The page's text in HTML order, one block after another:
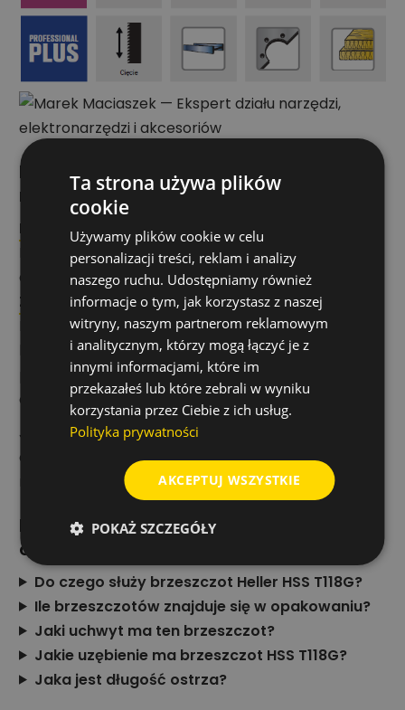
Rekomendacja eksperta działu
narzędzi i akcesoriów
Marek Maciaszek
Ekspert działu narzędzi, elektronarzędzi i
akcesoriów
Zapytaj telefonicznie
Brzeszczoty Heller HSS T118G polecam do cięcia
bardzo cienkich blach 0,5–1,5 mm, gdy
potrzebujesz drobnego uzębienia i uchwytu typu T
do popularnej wyrzynarki.
Jeśli potrzebujesz pomocy przy doborze produktu,
chętnie pomogę. Możesz też napisać na adres
marek.maciaszek@profipartner.pl.
Najczęściej zadawane pytania
odnośnie produktu
Do czego służy brzeszczot Heller HSS T118G?
Ile brzeszczotów znajduje się w opakowaniu?
Jaki uchwyt ma ten brzeszczot?
Jakie uzębienie ma brzeszczot HSS T118G?
Jaka jest długość ostrza?
Ta strona używa plików
cookie
Używamy plików cookie w celu
personalizacji treści, reklam i analizy
naszego ruchu. Udostępniamy również
informacje o tym, jak korzystasz z naszej
witryny, naszym partnerom reklamowym
i analitycznym, którzy mogą łączyć je z
innymi informacjami, które im
przekazałeś lub które zebrali w wyniku
korzystania przez Ciebie z ich usług.
Polityka prywatności
AKCEPTUJ WSZYSTKIE
POKAŻ SZCZEGÓŁY